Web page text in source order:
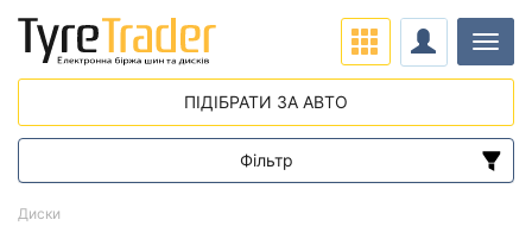
Диски
ПІДІБРАТИ ЗА АВТО
Фільтр